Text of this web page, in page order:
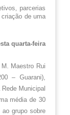
parcerias
de uma
quarta-feira
Maestro Rui
– Guarani),
Municipal
média de 30
grupo sobre